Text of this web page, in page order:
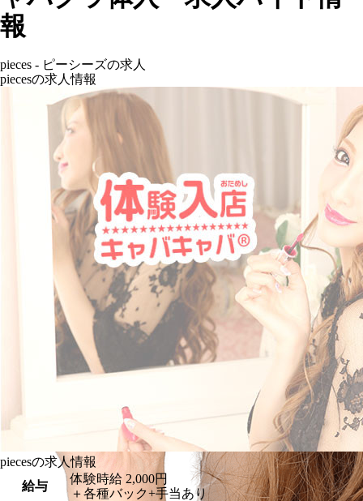
報
pieces - ピーシーズの求人
piecesの求人情報
piecesの求人情報
給与
体験時給 2,000円
＋各種バック+手当あり